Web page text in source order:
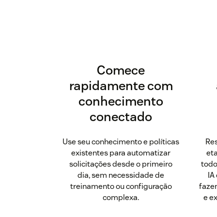
Comece
rapidamente com
conhecimento
conectado
Use seu conhecimento e políticas
existentes para automatizar
solicitações desde o primeiro
dia, sem necessidade de
treinamento ou configuração
complexa.
e